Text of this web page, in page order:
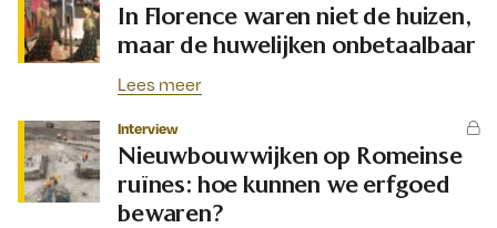
In Florence waren niet de huizen,
maar de huwelijken onbetaalbaar
Lees meer
Interview
Nieuwbouwwijken op Romeinse
ruïnes: hoe kunnen we erfgoed
bewaren?